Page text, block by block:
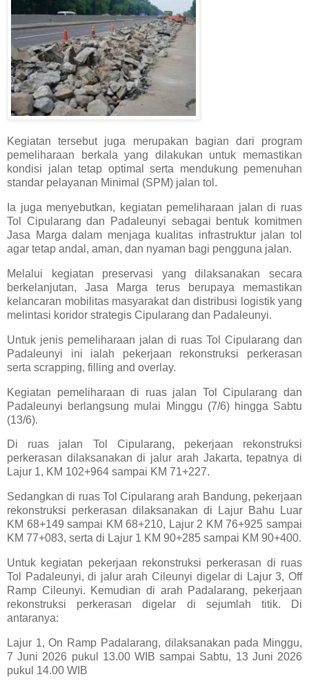
Kegiatan tersebut juga merupakan bagian dari program
pemeliharaan berkala yang dilakukan untuk memastikan
kondisi jalan tetap optimal serta mendukung pemenuhan
standar pelayanan Minimal (SPM) jalan tol.
Ia juga menyebutkan, kegiatan pemeliharaan jalan di ruas
Tol Cipularang dan Padaleunyi sebagai bentuk komitmen
Jasa Marga dalam menjaga kualitas infrastruktur jalan tol
agar tetap andal, aman, dan nyaman bagi pengguna jalan.
Melalui kegiatan preservasi yang dilaksanakan secara
berkelanjutan, Jasa Marga terus berupaya memastikan
kelancaran mobilitas masyarakat dan distribusi logistik yang
melintasi koridor strategis Cipularang dan Padaleunyi.
Untuk jenis pemeliharaan jalan di ruas Tol Cipularang dan
Padaleunyi ini ialah pekerjaan rekonstruksi perkerasan
serta scrapping, filling and overlay.
Kegiatan pemeliharaan di ruas jalan Tol Cipularang dan
Padaleunyi berlangsung mulai Minggu (7/6) hingga Sabtu
(13/6).
Di ruas jalan Tol Cipularang, pekerjaan rekonstruksi
perkerasan dilaksanakan di jalur arah Jakarta, tepatnya di
Lajur 1, KM 102+964 sampai KM 71+227.
Sedangkan di ruas Tol Cipularang arah Bandung, pekerjaan
rekonstruksi perkerasan dilaksanakan di Lajur Bahu Luar
KM 68+149 sampai KM 68+210, Lajur 2 KM 76+925 sampai
KM 77+083, serta di Lajur 1 KM 90+285 sampai KM 90+400.
Untuk kegiatan pekerjaan rekonstruksi perkerasan di ruas
Tol Padaleunyi, di jalur arah Cileunyi digelar di Lajur 3, Off
Ramp Cileunyi. Kemudian di arah Padalarang, pekerjaan
rekonstruksi perkerasan digelar di sejumlah titik. Di
antaranya:
Lajur 1, On Ramp Padalarang, dilaksanakan pada Minggu,
7 Juni 2026 pukul 13.00 WIB sampai Sabtu, 13 Juni 2026
pukul 14.00 WIB